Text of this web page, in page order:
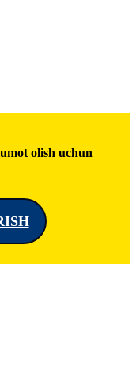
olish uchun